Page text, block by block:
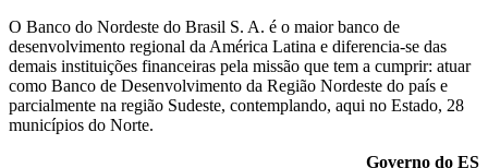
O Banco do Nordeste do Brasil S. A. é o maior banco de
desenvolvimento regional da América Latina e diferencia-se das
demais instituições financeiras pela missão que tem a cumprir: atuar
como Banco de Desenvolvimento da Região Nordeste do país e
parcialmente na região Sudeste, contemplando, aqui no Estado, 28
municípios do Norte.
Governo do ES